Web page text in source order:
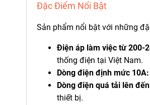
Đặc Điểm Nổi Bật
Sản phẩm nổi bật với những
Điện áp làm việc từ 200-
thống điện tại Việt Nam.
Dòng điện định mức 10A:
Dòng điện quá tải lên
thiết bị.